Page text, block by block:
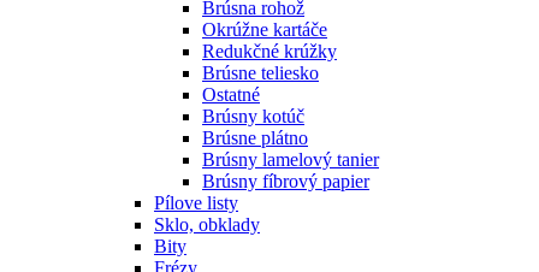
Brúsna rohož
Okrúžne kartáče
Redukčné krúžky
Brúsne teliesko
Ostatné
Brúsny kotúč
Brúsne plátno
Brúsny lamelový tanier
Brúsny fíbrový papier
Pílove listy
Sklo, obklady
Bity